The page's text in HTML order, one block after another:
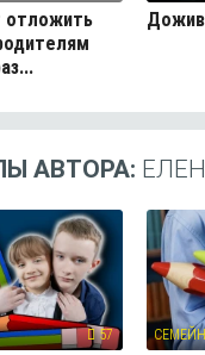
отложить
АВТОРА:
57